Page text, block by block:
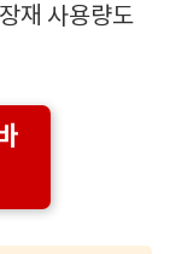
재 사용량도